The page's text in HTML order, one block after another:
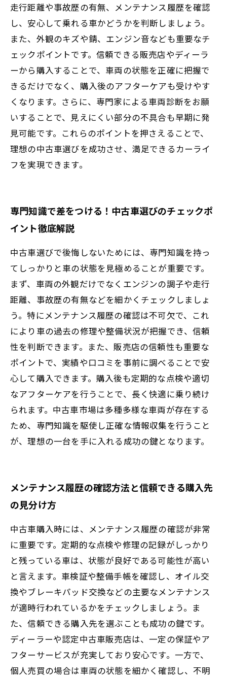
敗しない選び方総まとめ
走行距離や事故歴の有無、メンテナンス履歴を確認
し、安心して乗れる車かどうかを判断しましょう。
また、外観のキズや錆、エンジン音なども重要なチ
ェックポイントです。信頼できる販売店やディーラ
ーから購入することで、車両の状態を正確に把握で
きるだけでなく、購入後のアフターケアも受けやす
くなります。さらに、専門家による車両診断をお願
いすることで、見えにくい部分の不具合も早期に発
見可能です。これらのポイントを押さえることで、
理想の中古車選びを成功させ、満足できるカーライ
フを実現できます。
専門知識で差をつける！中古車選びのチェックポ
イント徹底解説
中古車選びで後悔しないためには、専門知識を持っ
てしっかりと車の状態を見極めることが重要です。
まず、車両の外観だけでなくエンジンの調子や走行
距離、事故歴の有無などを細かくチェックしましょ
う。特にメンテナンス履歴の確認は不可欠で、これ
により車の過去の修理や整備状況が把握でき、信頼
性を判断できます。また、販売店の信頼性も重要な
ポイントで、実績や口コミを事前に調べることで安
心して購入できます。購入後も定期的な点検や適切
なアフターケアを行うことで、長く快適に乗り続け
られます。中古車市場は多種多様な車両が存在する
ため、専門知識を駆使し正確な情報収集を行うこと
が、理想の一台を手に入れる成功の鍵となります。
メンテナンス履歴の確認方法と信頼できる購入先
の見分け方
中古車購入時には、メンテナンス履歴の確認が非常
に重要です。定期的な点検や修理の記録がしっかり
と残っている車は、状態が良好である可能性が高い
と言えます。車検証や整備手帳を確認し、オイル交
換やブレーキパッド交換などの主要なメンテナンス
が適時行われているかをチェックしましょう。ま
た、信頼できる購入先を選ぶことも成功の鍵です。
ディーラーや認定中古車販売店は、一定の保証やア
フターサービスが充実しており安心です。一方で、
個人売買の場合は車両の状態を細かく確認し、不明